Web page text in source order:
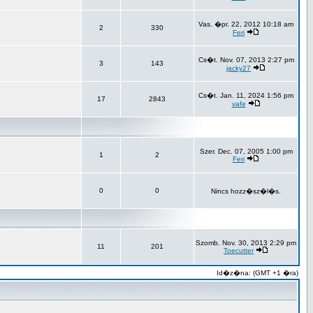
2 330
Vas. �pr. 22, 2012 10:18 am
Feri
3 143
Cs�t. Nov. 07, 2013 2:27 pm
jacky27
17 2843
Cs�t. Jan. 11, 2024 1:56 pm
vafe
1 2
Szer. Dec. 07, 2005 1:00 pm
Feri
0 0 Nincs hozz�sz�l�s.
11 201
Szomb. Nov. 30, 2013 2:29 pm
Toecutter
Id�z�na: (GMT +1 �ra)